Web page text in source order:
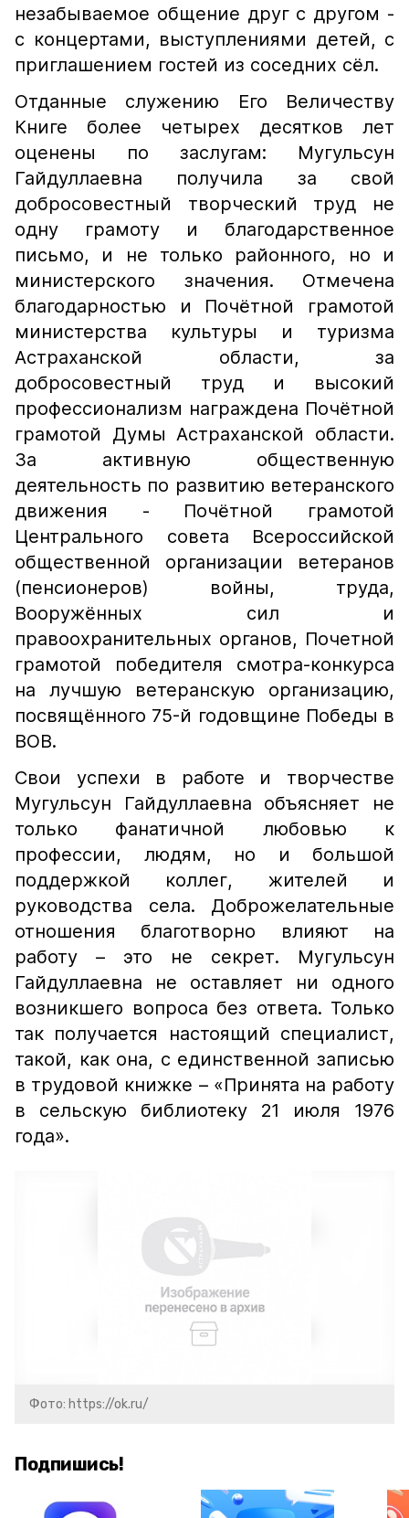
незабываемое общение друг с другом -
с концертами, выступлениями детей, с
приглашением гостей из соседних сёл.
Отданные служению Его Величеству
Книге более четырех десятков лет
оценены по заслугам: Мугульсун
Гайдуллаевна получила за свой
добросовестный творческий труд не
одну грамоту и благодарственное
письмо, и не только районного, но и
министерского значения. Отмечена
благодарностью и Почётной грамотой
министерства культуры и туризма
Астраханской области, за
добросовестный труд и высокий
профессионализм награждена Почётной
грамотой Думы Астраханской области.
За активную общественную
деятельность по развитию ветеранского
движения - Почётной грамотой
Центрального совета Всероссийской
общественной организации ветеранов
(пенсионеров) войны, труда,
Вооружённых сил и
правоохранительных органов, Почетной
грамотой победителя смотра-конкурса
на лучшую ветеранскую организацию,
посвящённого 75-й годовщине Победы в
ВОВ.
Свои успехи в работе и творчестве
Мугульсун Гайдуллаевна объясняет не
только фанатичной любовью к
профессии, людям, но и большой
поддержкой коллег, жителей и
руководства села. Доброжелательные
отношения благотворно влияют на
работу – это не секрет. Мугульсун
Гайдуллаевна не оставляет ни одного
возникшего вопроса без ответа. Только
так получается настоящий специалист,
такой, как она, с единственной записью
в трудовой книжке – «Принята на работу
в сельскую библиотеку 21 июля 1976
года».
Фото: https://ok.ru/
Подпишись!